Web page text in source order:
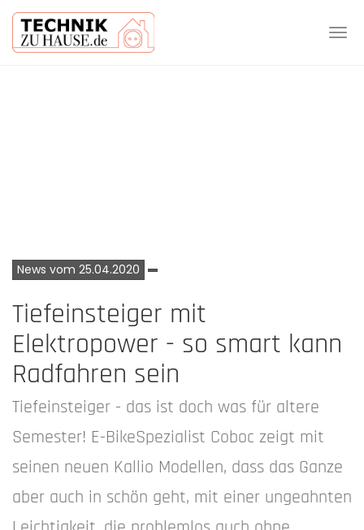
News vom 25.04.2020
Tiefeinsteiger mit
Elektropower - so smart kann
Radfahren sein
Tiefeinsteiger - das ist doch was für altere
Semester! E-BikeSpezialist Coboc zeigt mit
seinen neuen Kallio Modellen, dass das Ganze
aber auch in schön geht, mit einer ungeahnten